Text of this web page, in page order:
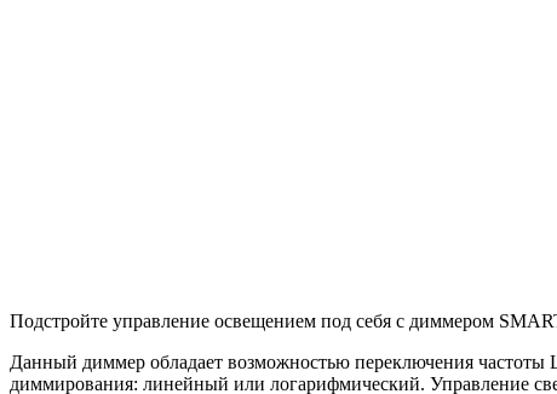
Подстройте управление освещением под себя с диммером
Данный диммер обладает возможностью переключения
диммирования: линейный или логарифмический. Управление